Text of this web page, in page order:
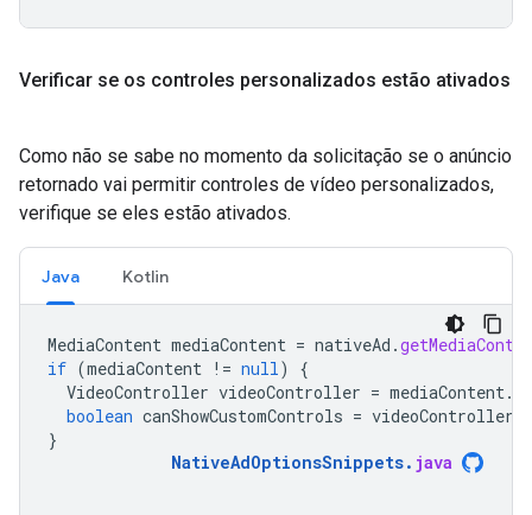
Verificar se os controles personalizados estão ativados
Como não se sabe no momento da solicitação se o anúncio
retornado vai permitir controles de vídeo personalizados,
verifique se eles estão ativados.
Java Kotlin
MediaContent mediaContent = nativeAd .
if (mediaContent != null)
{
VideoController videoController = mediaContent.
boolean canShowCustomControls = videoController
}
NativeAdOptionsSnippets. java